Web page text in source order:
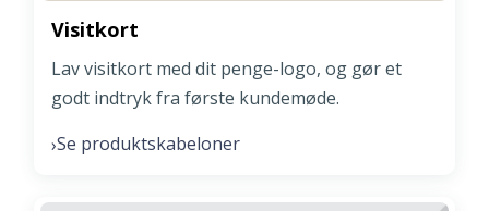
Visitkort
Lav visitkort med dit penge-logo, og gør et
godt indtryk fra første kundemøde.
›Se produktskabeloner